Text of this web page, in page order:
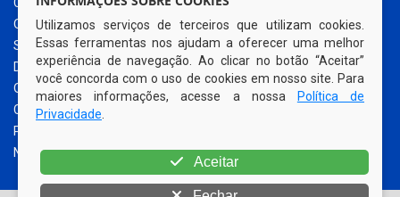
Carta de Serviços ao Usuário
Ouvidoria Municipal
Sistema Eletrônico – e-SIC
Diário Oficial
Quadro de Avisos
Contracheque Online
Portal do Contribuinte
Nota Fiscal Eletrônica
Utilizamos serviços de terceiros que utilizam cookies.
Essas ferramentas nos ajudam a oferecer uma melhor
experiência de navegação. Ao clicar no botão “Aceitar”
você concorda com o uso de cookies em nosso site. Para
maiores informações, acesse a nossa
Política de
Privacidade
Aceitar